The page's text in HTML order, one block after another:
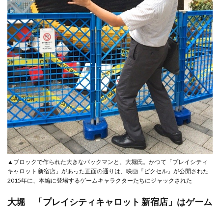
▲ブロックで作られた大きなパックマンと、大堀氏。かつて「プレイシティ
キャロット 新宿店」があった正面の通りは、映画『ピクセル』が公開された
2015年に、本編に登場するゲームキャラクターたちにジャックされた
大堀
「プレイシティキャロット 新宿店」はゲーム